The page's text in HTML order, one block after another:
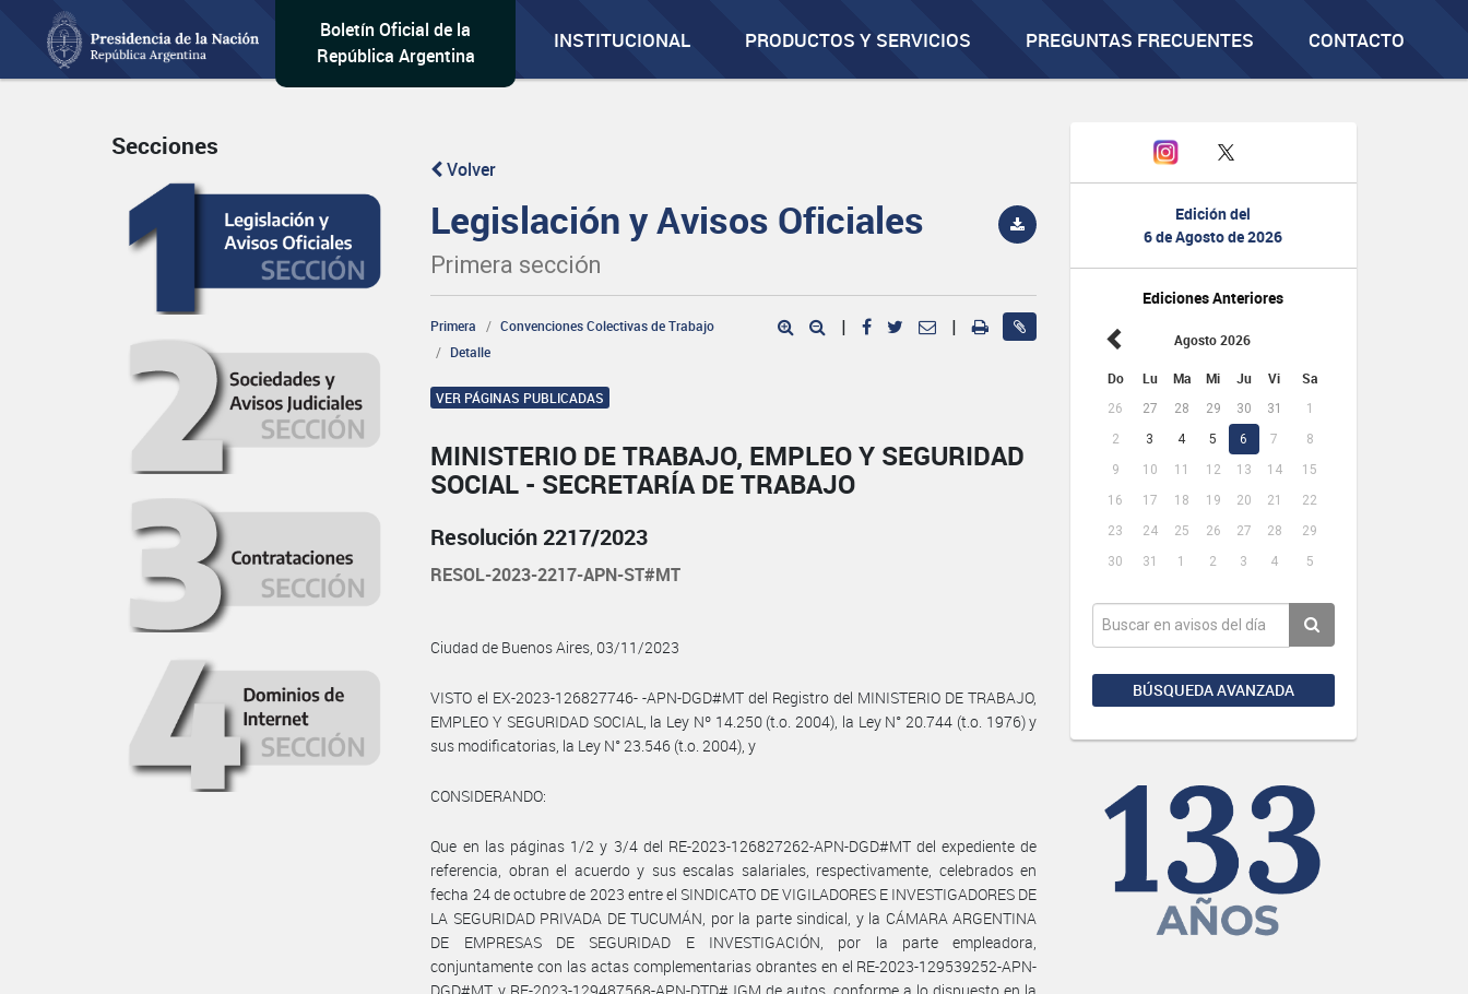
Boletín Oficial de la
República Argentina
INSTITUCIONAL PRODUCTOS Y SERVICIOS PREGUNTAS FRECUENTES CONTACTO
Edición del
6 de Agosto de 2026
Ediciones Anteriores
Agosto 2026
Do Lu Ma Mi Ju Vi Sa
26 27 28 29 30 31
1
2
3 4 5 6 7
8
9
10 11 12 13 14
15
16
17 18 19 20 21
22
23
24 25 26 27 28
29
30
31 1 2 3 4 5
BÚSQUEDA AVANZADA
Secciones
Volver
Legislación y Avisos Oficiales
Primera sección
Primera
Convenciones Colectivas de Trabajo
Detalle
| |
VER PÁGINAS PUBLICADAS
MINISTERIO DE TRABAJO, EMPLEO Y SEGURIDAD
SOCIAL - SECRETARÍA DE TRABAJO
Resolución 2217/2023
RESOL-2023-2217-APN-ST#MT
Ciudad de Buenos Aires, 03/11/2023
VISTO el EX-2023-126827746- -APN-DGD#MT del Registro del MINISTERIO DE TRABAJO,
EMPLEO Y SEGURIDAD SOCIAL, la Ley Nº 14.250 (t.o. 2004), la Ley N° 20.744 (t.o. 1976) y
sus modificatorias, la Ley N° 23.546 (t.o. 2004), y
CONSIDERANDO:
Que en las páginas 1/2 y 3/4 del RE-2023-126827262-APN-DGD#MT del expediente de
referencia, obran el acuerdo y sus escalas salariales, respectivamente, celebrados en
fecha 24 de octubre de 2023 entre el SINDICATO DE VIGILADORES E INVESTIGADORES DE
LA SEGURIDAD PRIVADA DE TUCUMÁN, por la parte sindical, y la CÁMARA ARGENTINA
DE EMPRESAS DE SEGURIDAD E INVESTIGACIÓN, por la parte empleadora,
conjuntamente con las actas complementarias obrantes en el RE-2023-129539252-APN-